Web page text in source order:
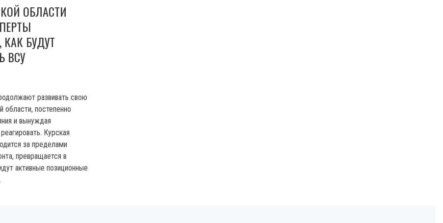
ОБЛАСТИ
БУДУТ
ВСУ
развивать свою
области, постепенно
и вынуждая
Курская
за пределами
превращается в
активные позиционные